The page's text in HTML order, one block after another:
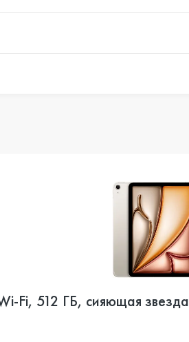
Fi, 512 ГБ, сияющая звезда